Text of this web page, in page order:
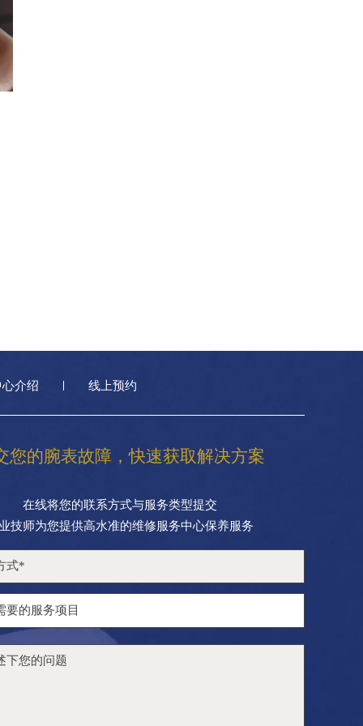
心介绍 线上预约
您的腕表故障，快速获取解决方案
在线将您的联系方式与服务类型提交
技师为您提供高水准的维修服务中心保养服务